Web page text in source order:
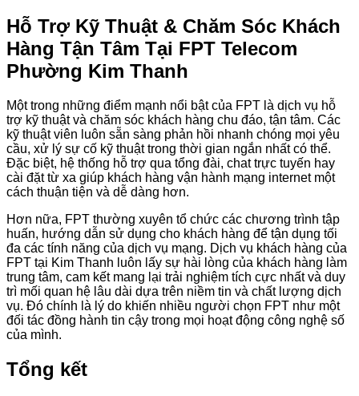
Hỗ Trợ Kỹ Thuật & Chăm Sóc Khách
Hàng Tận Tâm Tại FPT Telecom
Phường Kim Thanh
Một trong những điểm mạnh nổi bật của FPT là dịch vụ hỗ
trợ kỹ thuật và chăm sóc khách hàng chu đáo, tận tâm. Các
kỹ thuật viên luôn sẵn sàng phản hồi nhanh chóng mọi yêu
cầu, xử lý sự cố kỹ thuật trong thời gian ngắn nhất có thể.
Đặc biệt, hệ thống hỗ trợ qua tổng đài, chat trực tuyến hay
cài đặt từ xa giúp khách hàng vận hành mạng internet một
cách thuận tiện và dễ dàng hơn.
Hơn nữa, FPT thường xuyên tổ chức các chương trình tập
huấn, hướng dẫn sử dụng cho khách hàng để tận dụng tối
đa các tính năng của dịch vụ mạng. Dịch vụ khách hàng của
FPT tại Kim Thanh luôn lấy sự hài lòng của khách hàng làm
trung tâm, cam kết mang lại trải nghiệm tích cực nhất và duy
trì mối quan hệ lâu dài dựa trên niềm tin và chất lượng dịch
vụ. Đó chính là lý do khiến nhiều người chọn FPT như một
đối tác đồng hành tin cậy trong mọi hoạt động công nghệ số
của mình.
Tổng kết